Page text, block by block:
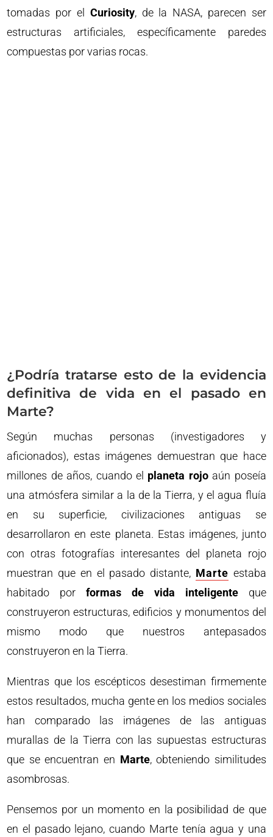
tomadas por el Curiosity, de la NASA, parecen ser
estructuras artificiales, específicamente paredes
compuestas por varias rocas.
¿Podría tratarse esto de la evidencia
definitiva de vida en el pasado en
Marte?
Según muchas personas (investigadores y
aficionados), estas imágenes demuestran que hace
millones de años, cuando el planeta rojoaún poseía
una atmósfera similar a la de la Tierra, y el agua fluía
en su superficie, civilizaciones antiguas se
desarrollaron en este planeta. Estas imágenes, junto
con otras fotografías interesantes del planeta rojo
muestran que en el pasado distante, Marte estaba
habitado porformas de vida inteligenteque
construyeron estructuras, edificios y monumentos del
mismo modo que nuestros antepasados
construyeron en la Tierra.
Mientras que los escépticos desestiman firmemente
estos resultados, mucha gente en los medios sociales
han comparado las imágenes de las antiguas
murallas de la Tierra con las supuestas estructuras
que se encuentran en Marte, obteniendo similitudes
asombrosas.
Pensemos por un momento en la posibilidad de que
en el pasado lejano, cuando Marte tenía agua y una